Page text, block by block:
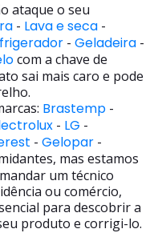
ataque o seu
- Lava e seca -
- Geladeira -
com a chave de
sai mais caro e pode
Brastemp -
- LG -
- Gelopar -
mas estamos
um técnico
ou comércio,
para descobrir a
produto e corrigi-lo.